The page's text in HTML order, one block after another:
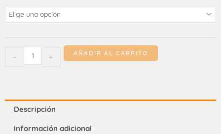
-
4ª
equipación
Barcelona
Smartband
+ AÑADIR AL CARRITO
Descripción
Información adicional